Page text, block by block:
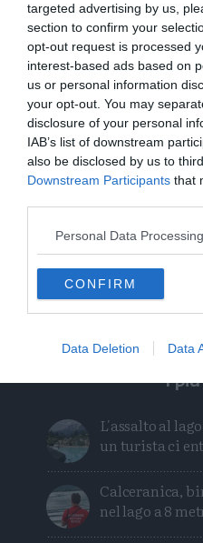
targeted advertising by us,
section to confirm your
opt-out request is processed
interest-based ads based on
us or personal information
your opt-out. You may
disclosure of your personal
IAB’s list of downstream
also be disclosed by us to
Downstream Participants that
Personal Data
CONFIRM
Data Deletion Data
questo
articolo
su
Whatsapp
questo
articolo
su
Telegram
I
L'assalto al
un turista ci
Calceranica,
nel lago a 8